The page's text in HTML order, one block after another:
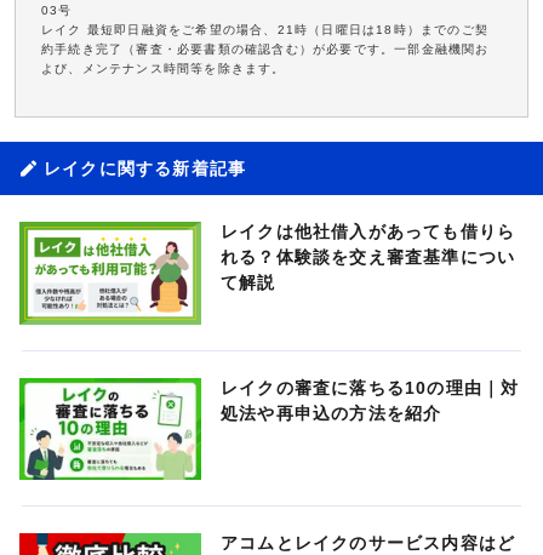
03号
レイク 最短即日融資をご希望の場合、21時（日曜日は18時）までのご契
約手続き完了（審査・必要書類の確認含む）が必要です。一部金融機関お
よび、メンテナンス時間等を除きます。
レイクに関する新着記事
レイクは他社借入があっても借りら
れる？体験談を交え審査基準につい
て解説
レイクの審査に落ちる10の理由｜対
処法や再申込の方法を紹介
アコムとレイクのサービス内容はど